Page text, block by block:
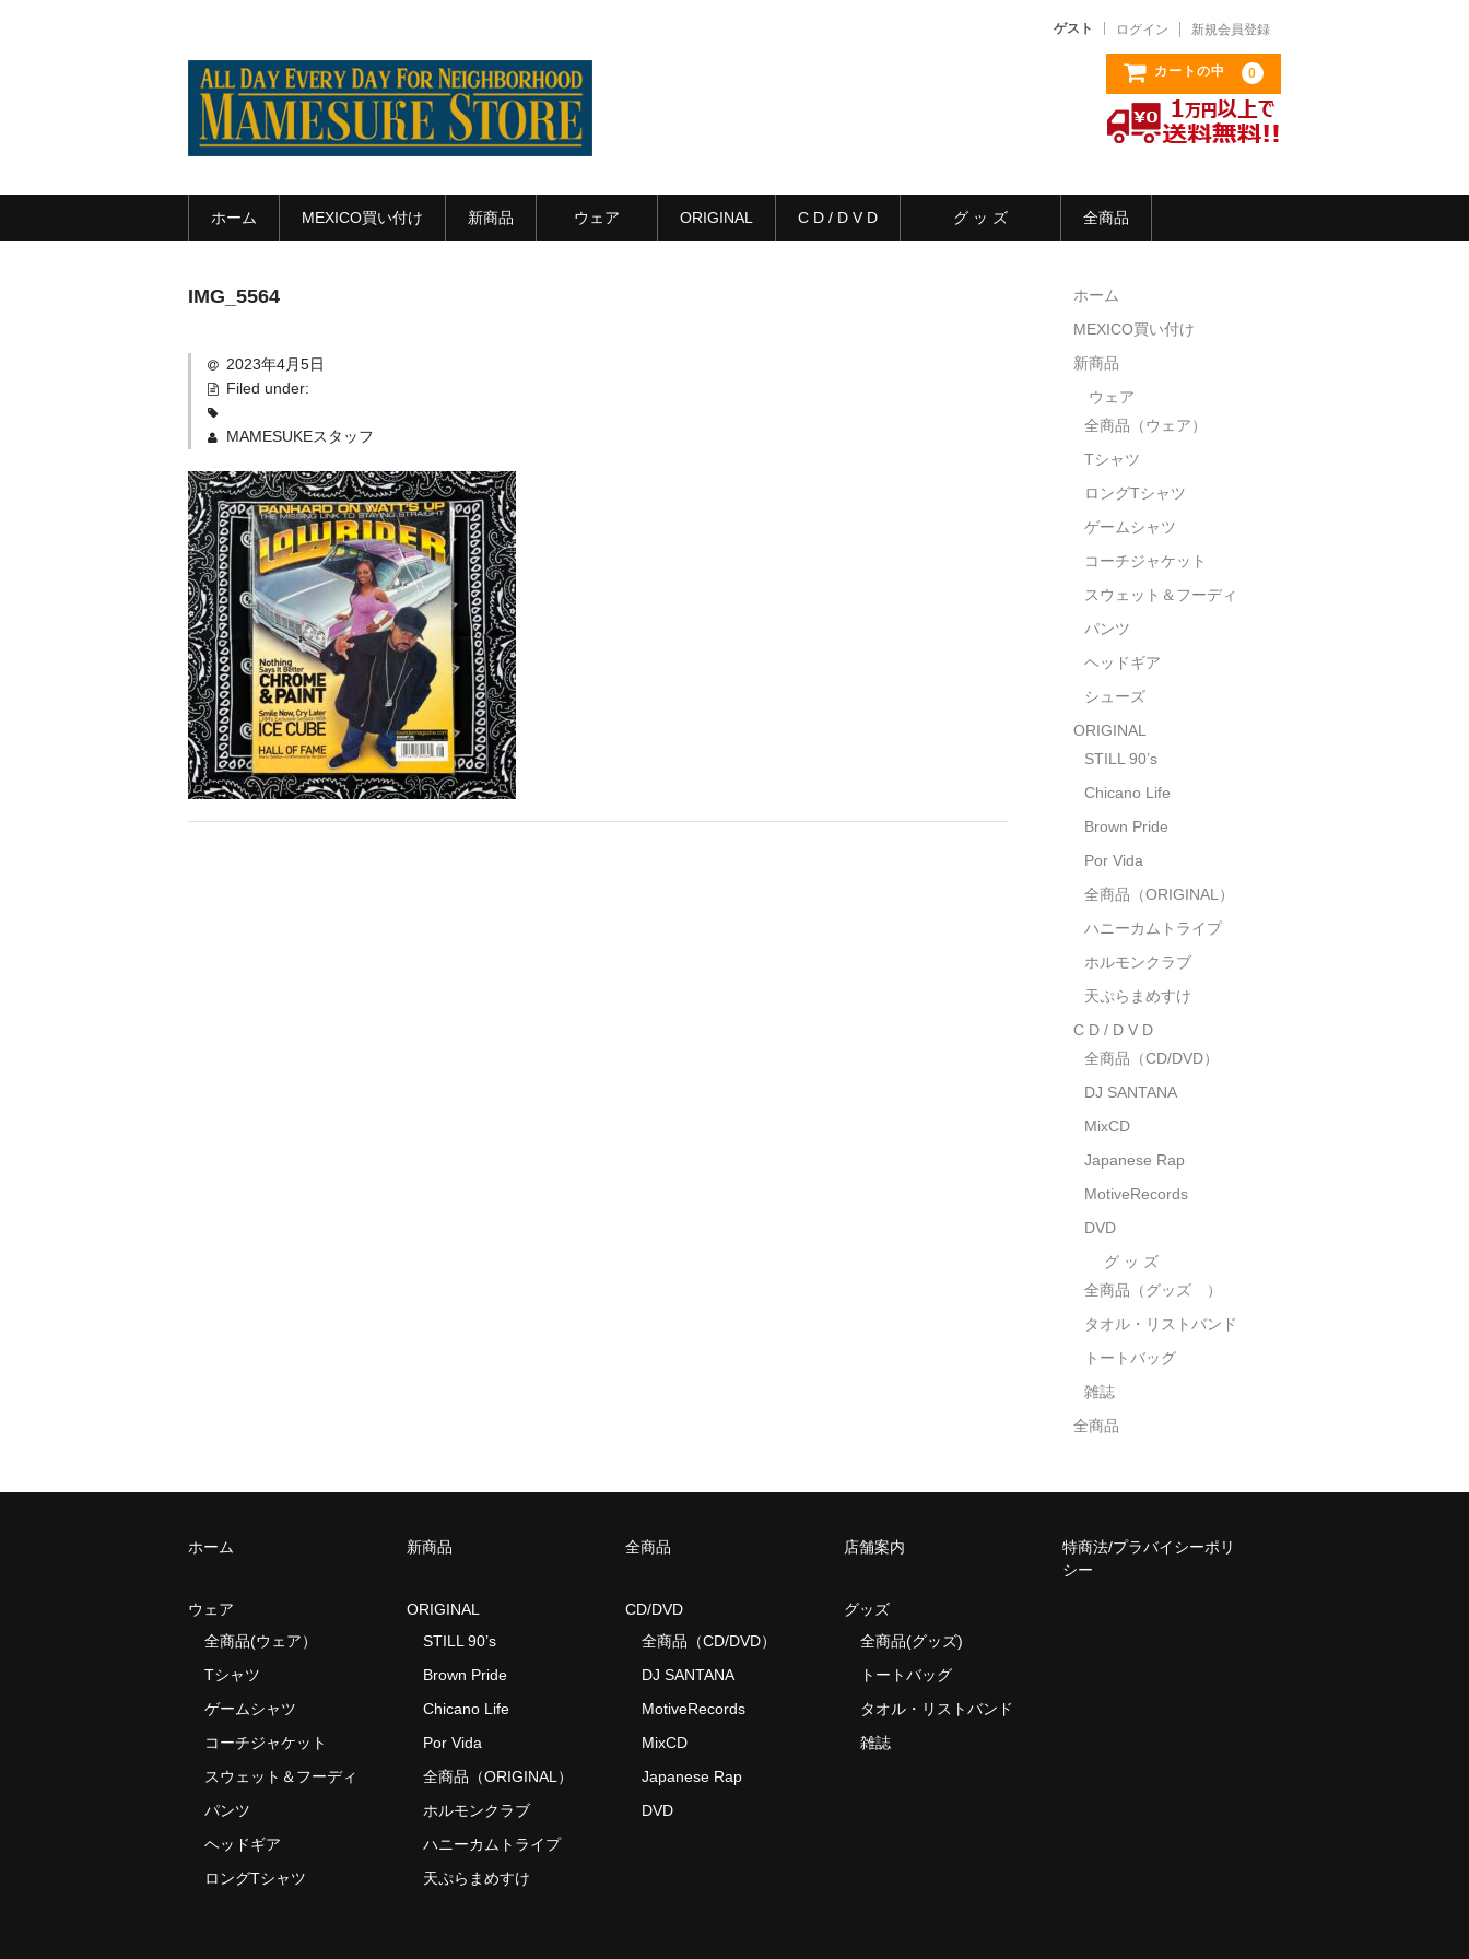
ゲスト ログイン 新規会員登録
カートの中 0
ホーム MEXICO買い付け 新商品 ウェア ORIGINAL C D / D V D グ ッ ズ 全商品
IMG_5564
2023年4月5日
Filed under:
MAMESUKEスタッフ
ホーム
MEXICO買い付け
新商品
ウェア
全商品（ウェア）
Tシャツ
ロングTシャツ
ゲームシャツ
コーチジャケット
スウェット＆フーディ
パンツ
ヘッドギア
シューズ
ORIGINAL
STILL 90’s
Chicano Life
Brown Pride
Por Vida
全商品（ORIGINAL）
ハニーカムトライプ
ホルモンクラブ
天ぷらまめすけ
C D / D V D
全商品（CD/DVD）
DJ SANTANA
MixCD
Japanese Rap
MotiveRecords
DVD
グ ッ ズ
全商品（グッズ ）
タオル・リストバンド
トートバッグ
雑誌
全商品
ホーム 新商品 全商品 店舗案内
特商法/プラバイシーポリ
シー
ウェア
全商品(ウェア）
Tシャツ
ゲームシャツ
コーチジャケット
スウェット＆フーディ
パンツ
ヘッドギア
ロングTシャツ
ORIGINAL
STILL 90’s
Brown Pride
Chicano Life
Por Vida
全商品（ORIGINAL）
ホルモンクラブ
ハニーカムトライプ
天ぷらまめすけ
CD/DVD
全商品（CD/DVD）
DJ SANTANA
MotiveRecords
MixCD
Japanese Rap
DVD
グッズ
全商品(グッズ)
トートバッグ
タオル・リストバンド
雑誌